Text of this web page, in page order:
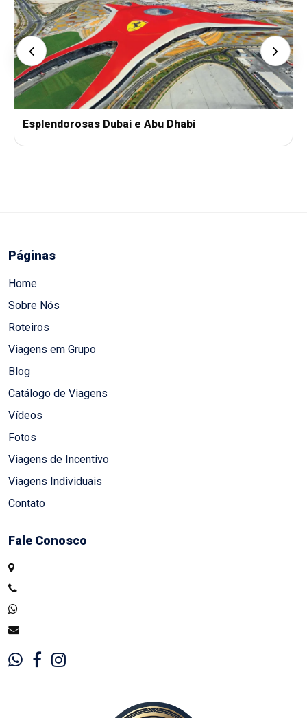
Esplendorosas Dubai e Abu Dhabi
Páginas
Home
Sobre Nós
Roteiros
Viagens em Grupo
Blog
Catálogo de Viagens
Vídeos
Fotos
Viagens de Incentivo
Viagens Individuais
Contato
Fale Conosco